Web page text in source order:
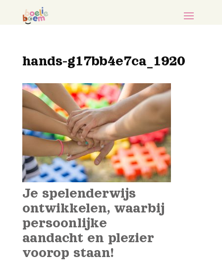
hands-g17bb4e7ca_1920
Je spelenderwijs
ontwikkelen, waarbij
persoonlijke
aandacht en plezier
voorop staan!